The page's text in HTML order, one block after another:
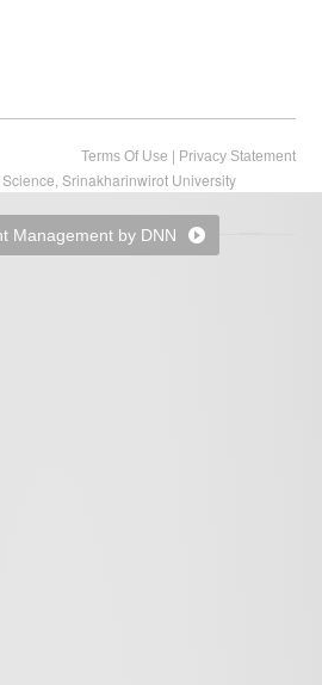
Terms Of Use | Privacy Statement
Srinakharinwirot University
Management by DNN